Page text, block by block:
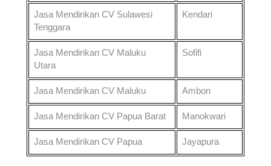
Jasa Mendirikan CV Sulawesi
Tenggara
Kendari
Jasa Mendirikan CV Maluku
Utara
Sofifi
Jasa Mendirikan CV Maluku Ambon
Jasa Mendirikan CV Papua Barat Manokwari
Jasa Mendirikan CV Papua Jayapura